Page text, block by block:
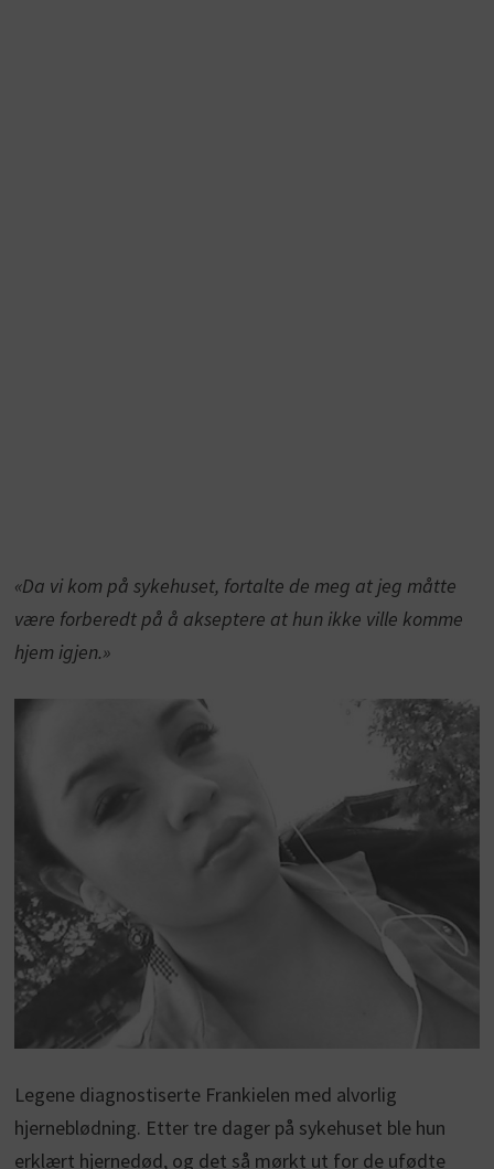
«Da vi kom på sykehuset, fortalte de meg at jeg måtte
være forberedt på å akseptere at hun ikke ville komme
hjem igjen.»
Legene diagnostiserte Frankielen med alvorlig
hjerneblødning. Etter tre dager på sykehuset ble hun
erklært hjernedød, og det så mørkt ut for de ufødte